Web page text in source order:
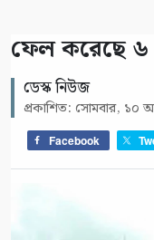
ফেল করেছে ৬
ডেস্ক নিউজ
প্রকাশিত: সোমবার, ১০
Facebook